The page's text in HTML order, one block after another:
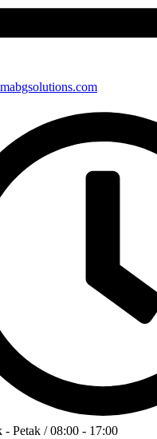
- Petak / 08:00 - 17:00